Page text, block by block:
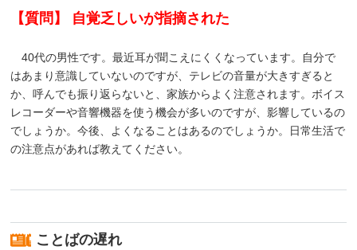
【質問】 自覚乏しいが指摘された
40代の男性です。最近耳が聞こえにくくなっています。自分で
はあまり意識していないのですが、テレビの音量が大きすぎると
か、呼んでも振り返らないと、家族からよく注意されます。ボイス
レコーダーや音響機器を使う機会が多いのですが、影響しているの
でしょうか。今後、よくなることはあるのでしょうか。日常生活で
の注意点があれば教えてください。
ことばの遅れ